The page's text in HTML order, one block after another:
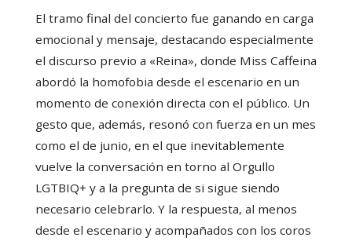
El tramo final del concierto fue ganando en carga
emocional y mensaje, destacando especialmente
el discurso previo a «Reina», donde Miss Caffeina
abordó la homofobia desde el escenario en un
momento de conexión directa con el público. Un
gesto que, además, resonó con fuerza en un mes
como el de junio, en el que inevitablemente
vuelve la conversación en torno al Orgullo
LGTBIQ+ y a la pregunta de si sigue siendo
necesario celebrarlo. Y la respuesta, al menos
desde el escenario y acompañados con los coros